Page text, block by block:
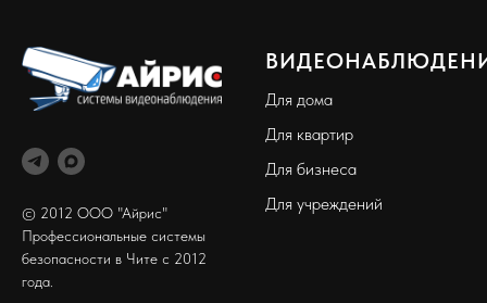
© 2012 ООО "Айрис"
Профессиональные системы
безопасности в Чите с 2012
года.
Для дома
Для квартир
Для бизнеса
Для учреждений